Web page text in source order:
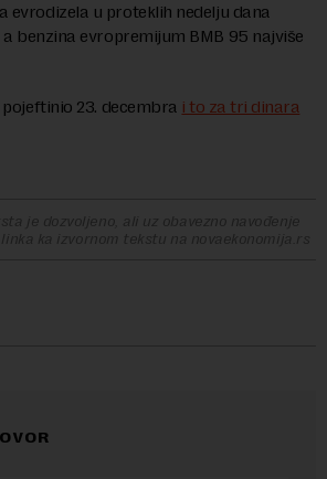
evrodizela u proteklih nedelju dana
a benzina evropremijum BMB 95 najviše
23. decembra i to za tri dinara
je dozvoljeno, ali uz obavezno navođenje
ka izvornom tekstu na novaekonomija.rs